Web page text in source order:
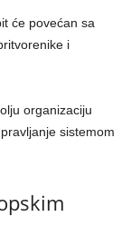
će povećan sa
i
organizaciju
sistemom